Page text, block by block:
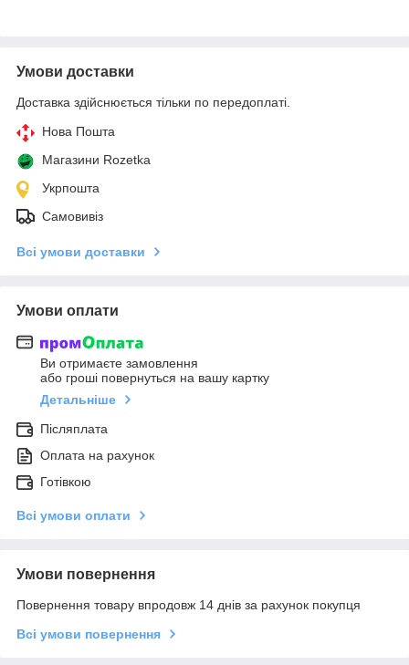
Умови доставки
Доставка здійснюється тільки по передоплаті.
Нова Пошта
Магазини Rozetka
Укрпошта
Самовивіз
Всі умови доставки
Умови оплати
Ви отримаєте замовлення
або гроші повернуться на вашу картку
Детальніше
Післяплата
Оплата на рахунок
Готівкою
Всі умови оплати
Умови повернення
Повернення товару впродовж 14 днів за рахунок покупця
Всі умови повернення